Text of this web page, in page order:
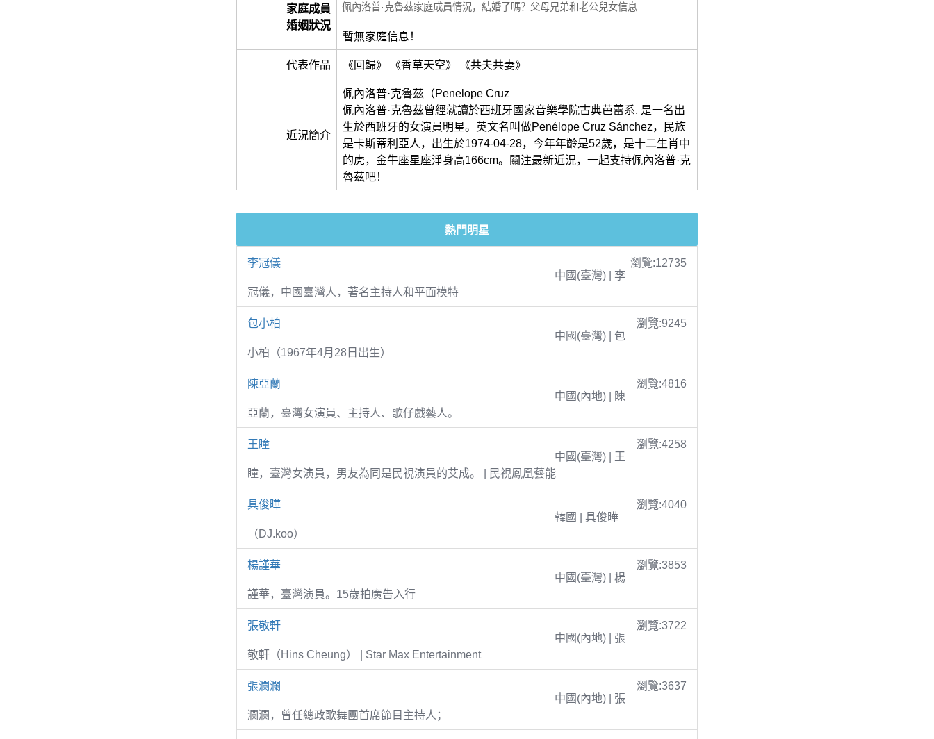
家庭成員
婚姻狀況
佩內洛普·克魯茲家庭成員情況，結婚了嗎？父母兄弟和老公兒女信息
暫無家庭信息！
代表作品 《回歸》 《香草天空》 《共夫共妻》
近況簡介
佩內洛普·克魯茲（Penelope Cruz
佩內洛普·克魯茲曾經就讀於西班牙國家音樂學院古典芭蕾系, 是一名出
生於西班牙的女演員明星。英文名叫做Penélope Cruz Sánchez，民族
是卡斯蒂利亞人，出生於1974-04-28，今年年齡是52歲，是十二生肖中
的虎，金牛座星座淨身高166cm。關注最新近況，一起支持佩內洛普·克
魯茲吧！
熱門明星
李冠儀
瀏覽:12735
中國(臺灣) | 李
冠儀，中國臺灣人，著名主持人和平面模特
包小柏
瀏覽:9245
中國(臺灣) | 包
小柏（1967年4月28日出生）
陳亞蘭
瀏覽:4816
中國(內地) | 陳
亞蘭，臺灣女演員、主持人、歌仔戲藝人。
王瞳
瀏覽:4258
中國(臺灣) | 王
瞳，臺灣女演員，男友為同是民視演員的艾成。 | 民視鳳凰藝能
具俊曄
瀏覽:4040
韓國 | 具俊曄
（DJ.koo）
楊謹華
瀏覽:3853
中國(臺灣) | 楊
謹華，臺灣演員。15歲拍廣告入行
張敬軒
瀏覽:3722
中國(內地) | 張
敬軒（Hins Cheung） | Star Max Entertainment
張瀾瀾
瀏覽:3637
中國(內地) | 張
瀾瀾，曾任總政歌舞團首席節目主持人；